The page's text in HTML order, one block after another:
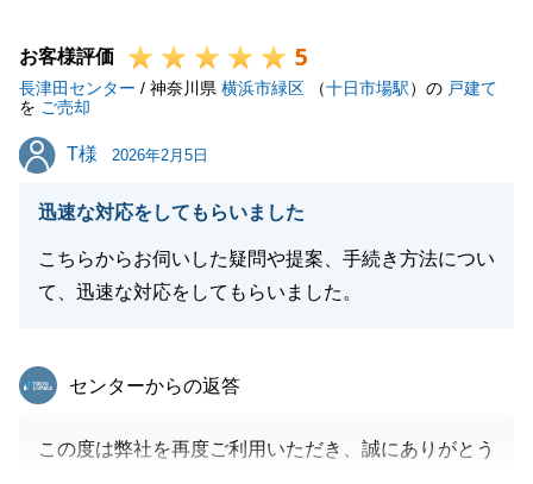
お客様評価 5
長津田センター / 神奈川県 横浜市緑区 （十日市場駅）の 戸建て
を ご売却
T様
T様 2026年2月5日
迅速な対応をしてもらいました
こちらからお伺いした疑問や提案、手続き方法につい
て、迅速な対応をしてもらいました。
東急リバブル
センターからの返答
この度は弊社を再度ご利用いただき、誠にありがとう